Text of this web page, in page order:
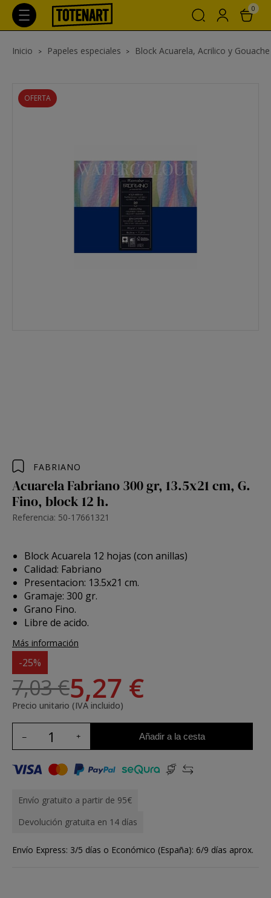
0
Inicio Papeles especiales Block Acuarela, Acrilico y Gouache
OFERTA
FABRIANO
Acuarela Fabriano 300 gr, 13.5x21 cm, G.
Fino, block 12 h.
Referencia: 50-17661321
Block Acuarela 12 hojas (con anillas)
Calidad: Fabriano
Presentacion: 13.5x21 cm.
Gramaje: 300 gr.
Grano Fino.
Libre de acido.
Más información
-25%
7,03 €5,27 €
Precio unitario (IVA incluido)
Añadir a la cesta
Envío gratuito a partir de 95€
Devolución gratuita en 14 días
Envío Express: 3/5 días o Económico (España): 6/9 días aprox.